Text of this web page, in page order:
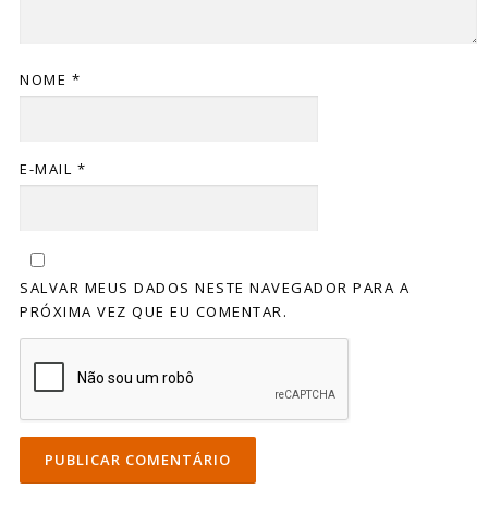
NOME *
E-MAIL *
SALVAR MEUS DADOS NESTE NAVEGADOR PARA A
PRÓXIMA VEZ QUE EU COMENTAR.